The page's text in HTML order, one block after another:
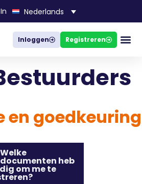
Nederlands
Inloggen Registreren
en goedkeuring
Welke
documenten heb
om me te